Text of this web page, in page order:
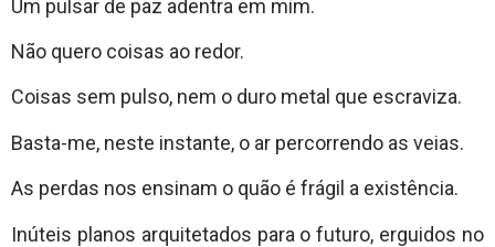
Um pulsar de paz adentra em mim.
Não quero coisas ao redor.
Coisas sem pulso, nem o duro metal que escraviza.
Basta-me, neste instante, o ar percorrendo as veias.
As perdas nos ensinam o quão é frágil a existência.
Inúteis planos arquitetados para o futuro, erguidos no